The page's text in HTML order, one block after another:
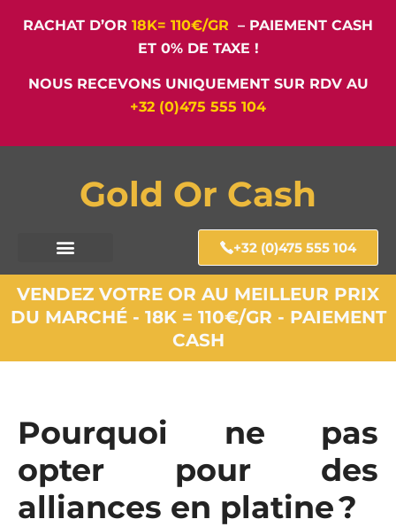
RACHAT D’OR 18K= 110€/GR – PAIEMENT CASH
ET 0% DE TAXE !
NOUS RECEVONS UNIQUEMENT SUR RDV AU
+32 (0)475 555 104
Gold Or Cash
+32 (0)475 555 104
VENDEZ VOTRE OR AU MEILLEUR PRIX
DU MARCHÉ - 18K = 110€/GR - PAIEMENT
CASH
Pourquoi ne pas
opter pour des
alliances en platine ?